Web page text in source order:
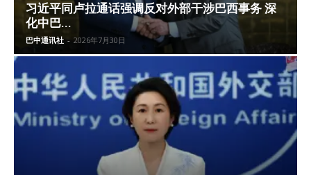
习近平同卢拉通话强调反对外部干涉巴西事务 深
化中巴...
巴中通讯社 - 2026年7月30日